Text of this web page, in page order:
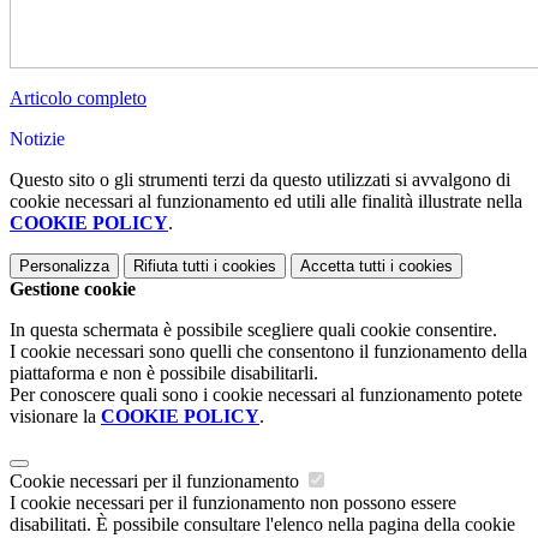
Articolo completo
Notizie
Questo sito o gli strumenti terzi da questo utilizzati si avvalgono di
cookie necessari al funzionamento ed utili alle finalità illustrate nella
COOKIE POLICY.
Personalizza Rifiuta tutti i cookies Accetta tutti i cookies
Gestione cookie
In questa schermata è possibile scegliere quali cookie consentire.
I cookie necessari sono quelli che consentono il funzionamento della
piattaforma e non è possibile disabilitarli.
Per conoscere quali sono i cookie necessari al funzionamento potete
visionare la COOKIE POLICY.
Cookie necessari per il funzionamento
I cookie necessari per il funzionamento non possono essere
disabilitati. È possibile consultare l'elenco nella pagina della cookie